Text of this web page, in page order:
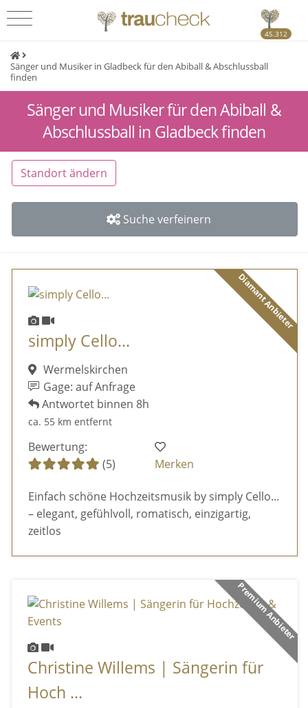
45.312
Sänger und Musiker in Gladbeck für den Abiball & Abschlussball
finden
Sänger und Musiker für den Abiball &
Abschlussball in Gladbeck finden
Standort ändern
Suche verfeinern
Diamant Anbieter
simply Cello...
Wermelskirchen
Gage: auf Anfrage
Antwortet binnen 8h
ca. 55 km entfernt
Bewertung:
(5)
Merken
Einfach schöne Hochzeitsmusik by simply Cello...
– elegant, gefühlvoll, romatisch, einzigartig,
zeitlos
Premium Anbieter
Christine Willems | Sängerin für
Hoch ...